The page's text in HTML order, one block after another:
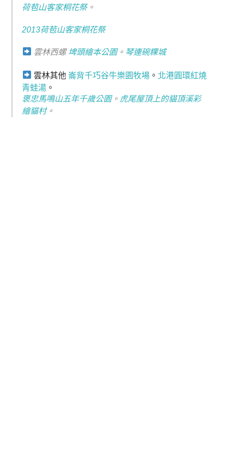
荷苞山客家桐花祭。
2013荷苞山客家桐花祭
雲林西螺埤頭繪本公園。 琴連碗粿城
雲林其他 崙背千巧谷牛樂園牧場。 北港圓環紅燒
青蛙湯 。
褒忠馬鳴山五年千歲公園。 虎尾屋頂上的貓頂溪彩
繪貓村。